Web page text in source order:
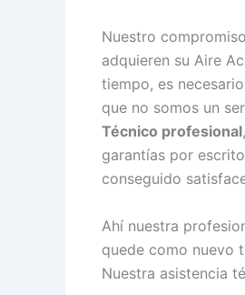
Nuestro
adquieren su Aire
tiempo, es
que no somos un
Técnico profesional
garantías por
conseguido
Ahí nuestra
quede como nuevo
Nuestra asistencia